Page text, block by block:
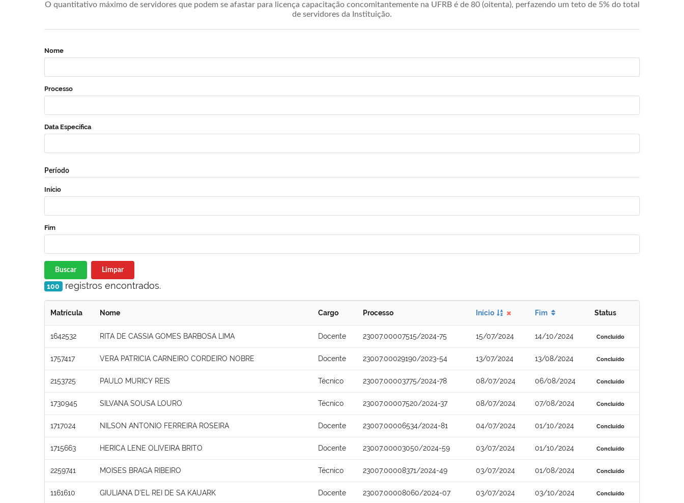
O quantitativo máximo de servidores que podem se afastar para licença capacitação concomitantemente na UFRB é de 80 (oitenta), perfazendo um teto de 5% do total
de servidores da Instituição.
Nome
Processo
Data Específica
Período
Início
Fim
Buscar Limpar
100 registros encontrados.
Matrícula Nome Cargo Processo Início Fim Status
1642532 RITA DE CASSIA GOMES BARBOSA LIMA Docente 23007.00007515/2024-75 15/07/2024 14/10/2024 Concluído
1757417 VERA PATRICIA CARNEIRO CORDEIRO NOBRE Docente 23007.00029190/2023-54 13/07/2024 13/08/2024 Concluído
2153725 PAULO MURICY REIS Técnico 23007.00003775/2024-78 08/07/2024 06/08/2024 Concluído
1730945 SILVANA SOUSA LOURO Técnico 23007.00007520/2024-37 08/07/2024 07/08/2024 Concluído
1717024 NILSON ANTONIO FERREIRA ROSEIRA Docente 23007.00006534/2024-81 04/07/2024 01/10/2024 Concluído
1715663 HERICA LENE OLIVEIRA BRITO Docente 23007.00003050/2024-59 03/07/2024 01/10/2024 Concluído
2259741 MOISES BRAGA RIBEIRO Técnico 23007.00008371/2024-49 03/07/2024 01/08/2024 Concluído
1161610 GIULIANA D'EL REI DE SA KAUARK Docente 23007.00008060/2024-07 03/07/2024 03/10/2024 Concluído